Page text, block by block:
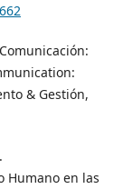
& Gestión,
Humano en las